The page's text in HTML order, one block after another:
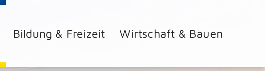
Bildung & Freizeit Wirtschaft & Bauen